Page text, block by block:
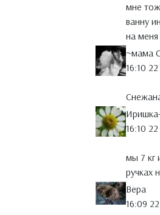
мне
ванну
на меня
~мама
16:10
16:10
мы 7 кг
ручках
Вера
16:09